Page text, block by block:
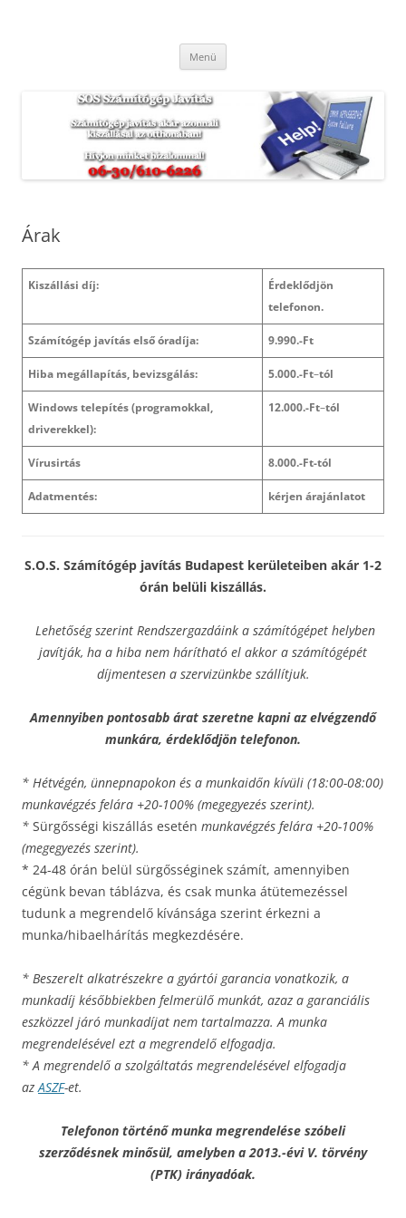
Menü
Árak
Kiszállási díj:
Érdeklődjön
telefonon.
Számítógép javítás első óradíja: 9.990.-Ft
Hiba megállapítás, bevizsgálás: 5.000.-Ft–tól
Windows telepítés (programokkal,
driverekkel):
12.000.-Ft–tól
Vírusirtás 8.000.-Ft-tól
Adatmentés: kérjen árajánlatot
S.O.S. Számítógép javítás Budapest kerületeiben akár 1-2
órán belüli kiszállás.
Lehetőség szerint Rendszergazdáink a számítógépet helyben
javítják, ha a hiba nem hárítható el akkor a számítógépét
díjmentesen a szervizünkbe szállítjuk.
Amennyiben pontosabb árat szeretne kapni az elvégzendő
munkára, érdeklődjön telefonon.
* Hétvégén, ünnepnapokon és a munkaidőn kívüli (18:00-08:00)
munkavégzés felára +20-100% (megegyezés szerint).
* Sürgősségi kiszállás esetén munkavégzés felára +20-100%
(megegyezés szerint).
* 24-48 órán belül sürgősséginek számít, amennyiben
cégünk bevan táblázva, és csak munka átütemezéssel
tudunk a megrendelő kívánsága szerint érkezni a
munka/hibaelhárítás megkezdésére.
* Beszerelt alkatrészekre a gyártói garancia vonatkozik, a
munkadíj későbbiekben felmerülő munkát, azaz a garanciális
eszközzel járó munkadíjat nem tartalmazza. A munka
megrendelésével ezt a megrendelő elfogadja.
* A megrendelő a szolgáltatás megrendelésével elfogadja
az ASZF-et.
Telefonon történő munka megrendelése szóbeli
szerződésnek minősül, amelyben a 2013.-évi V. törvény
(PTK) irányadóak.